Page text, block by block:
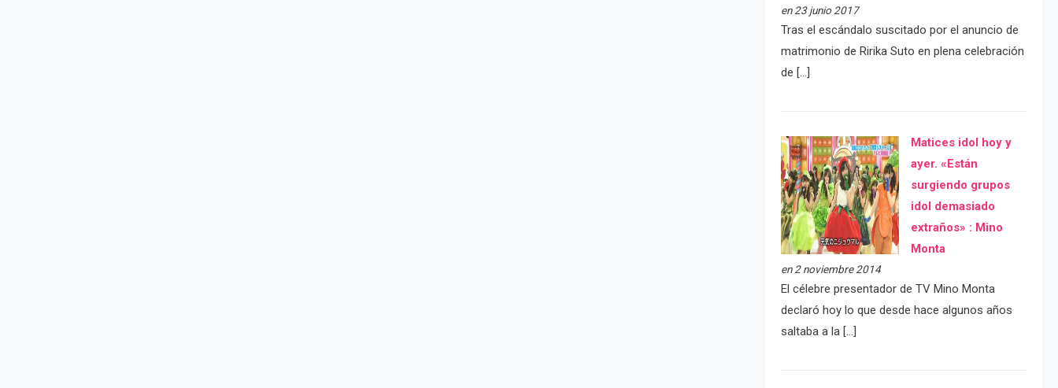
en 23 junio 2017
Tras el escándalo suscitado por el anuncio de
matrimonio de Ririka Suto en plena celebración
de […]
Matices idol hoy y
ayer. «Están
surgiendo grupos
idol demasiado
extraños» : Mino
Monta
en 2 noviembre 2014
El célebre presentador de TV Mino Monta
declaró hoy lo que desde hace algunos años
saltaba a la […]